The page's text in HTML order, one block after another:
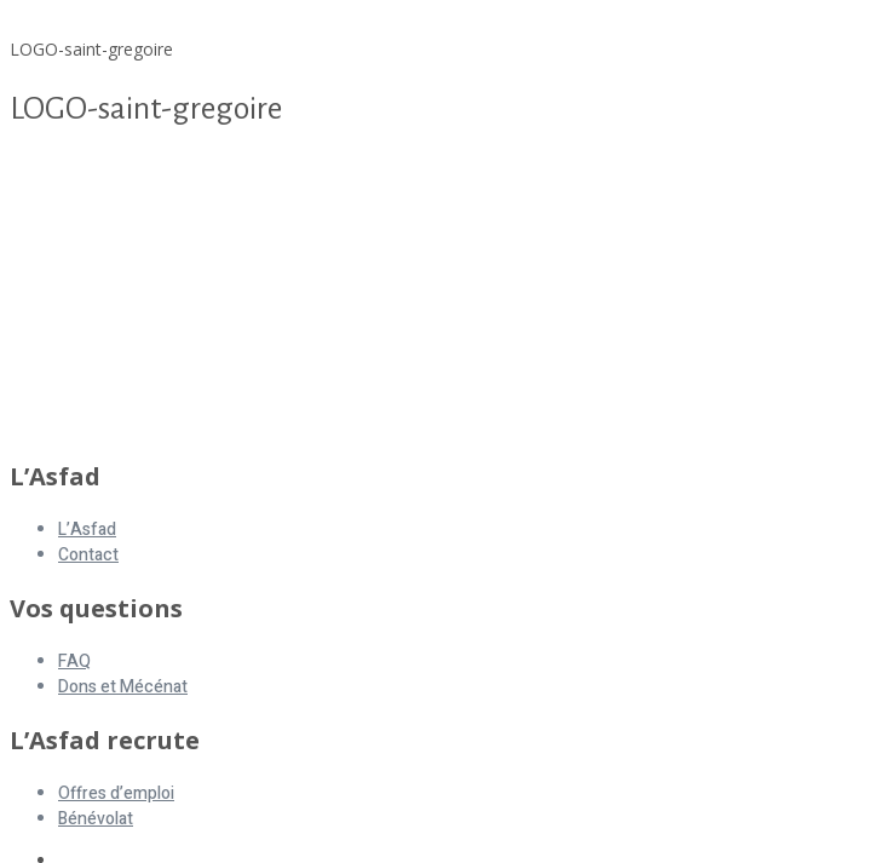
LOGO-saint-gregoire
LOGO-saint-gregoire
L’Asfad
L’Asfad
Contact
Vos questions
FAQ
Dons et Mécénat
L’Asfad recrute
Offres d’emploi
Bénévolat